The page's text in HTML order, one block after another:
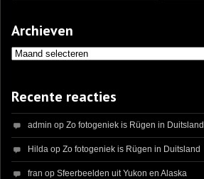
Archieven
Archieven
Recente reacties
admin op Zo fotogeniek is Rügen in Duitsland
Hilda op Zo fotogeniek is Rügen in Duitsland
fran op Sfeerbeelden uit Yukon en Alaska